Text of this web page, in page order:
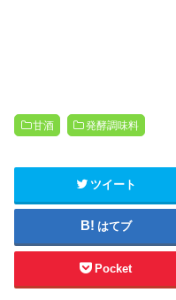
甘酒 発酵調味料
ツイート
はてブ
Pocket